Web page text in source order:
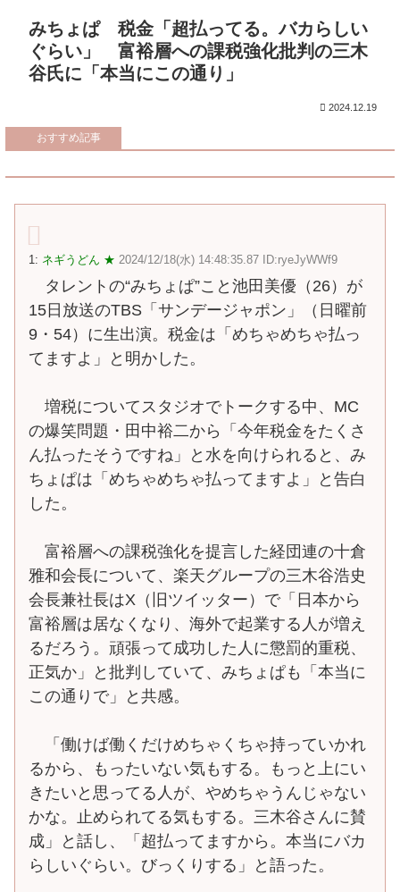
みちょぱ 税金「超払ってる。バカらしい
ぐらい」 富裕層への課税強化批判の三木
谷氏に「本当にこの通り」
2024.12.19
おすすめ記事
1: ネギうどん ★ 2024/12/18(水) 14:48:35.87 ID:ryeJyWWf9
タレントの“みちょぱ”こと池田美優（26）が
15日放送のTBS「サンデージャポン」（日曜前
9・54）に生出演。税金は「めちゃめちゃ払っ
てますよ」と明かした。
増税についてスタジオでトークする中、MC
の爆笑問題・田中裕二から「今年税金をたくさ
ん払ったそうですね」と水を向けられると、み
ちょぱは「めちゃめちゃ払ってますよ」と告白
した。
富裕層への課税強化を提言した経団連の十倉
雅和会長について、楽天グループの三木谷浩史
会長兼社長はX（旧ツイッター）で「日本から
富裕層は居なくなり、海外で起業する人が増え
るだろう。頑張って成功した人に懲罰的重税、
正気か」と批判していて、みちょぱも「本当に
この通りで」と共感。
「働けば働くだけめちゃくちゃ持っていかれ
るから、もったいない気もする。もっと上にい
きたいと思ってる人が、やめちゃうんじゃない
かな。止められてる気もする。三木谷さんに賛
成」と話し、「超払ってますから。本当にバカ
らしいぐらい。びっくりする」と語った。